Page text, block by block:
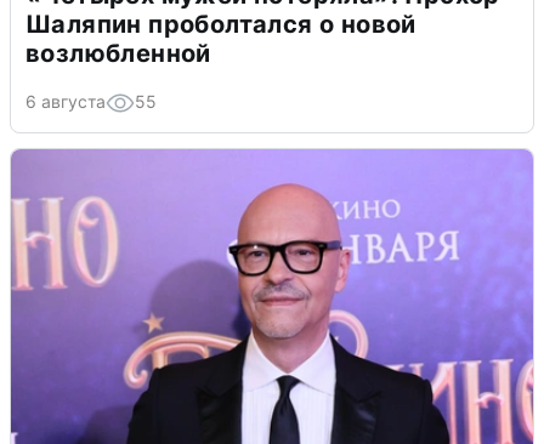
Шаляпин проболтался о новой
возлюбленной
6 августа 55